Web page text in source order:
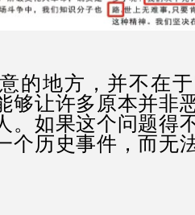
的地方，并不在
够让许多原本并非
。 如果这个问题得
个历史事件，而无